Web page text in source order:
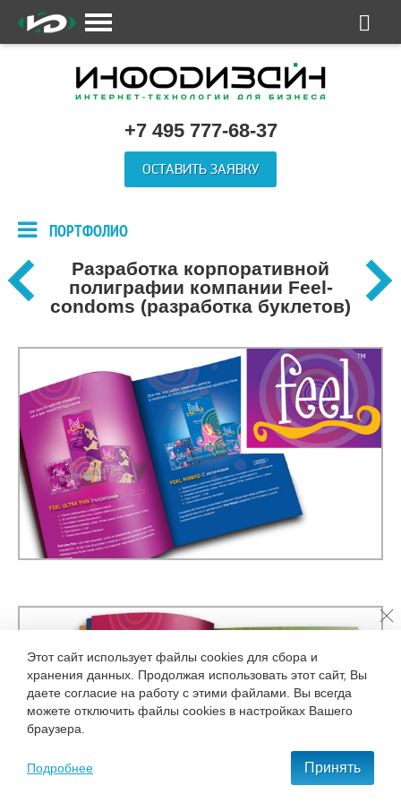
+7 495 777-68-37
ОСТАВИТЬ ЗАЯВКУ
ПОРТФОЛИО
Разработка корпоративной
полиграфии компании Feel-
condoms (разработка буклетов)
Этот сайт использует файлы cookies для сбора и
хранения данных. Продолжая использовать этот сайт, Вы
даете согласие на работу с этими файлами. Вы всегда
можете отключить файлы cookies в настройках Вашего
браузера.
Подробнее Принять